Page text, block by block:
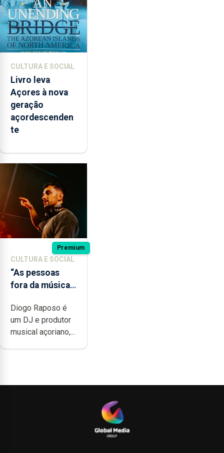
CULTURA E SOCIAL
Livro leva
Açores à nova
geração
açordescenden
te
Premium
CULTURA E SOCIAL
“As pessoas
fora da música
noção do quão
difícil é
produzir uma
música”
Diogo Raposo é
um DJ e produtor
musical açoriano,...